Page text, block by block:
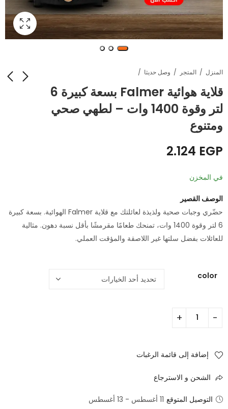
المنزل المتجر وصل حديثا
قلاية هوائية Falmer بسعة كبيرة 6
لتر وقوة 1400 وات – لطهي صحي
ومتنوع
بلاط سجاد متشابك من
2.124 EGP
في المخزن
الوصف القصير
حضّري وجبات صحية ولذيذة لعائلتك مع قلاية Falmer الهوائية. بسعة كبيرة
6 لتر وقوة 1400 وات، تمنحك طعامًا مقرمشًا بأقل نسبة دهون. مثالية
للعائلات بفضل سلتها غير اللاصقة والمؤقت العملي.
color
إضافة إلى قائمة الرغبات
الشحن و الاسترجاع
التوصيل المتوقع 11 أغسطس - 13 أغسطس